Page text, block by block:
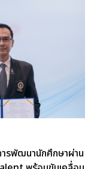
ารพัฒนานักศึกษาผ่าน